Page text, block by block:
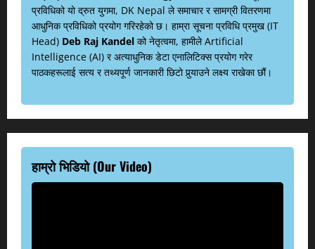
प्रविधिको यो द्रुत युगमा, DK Nepal ले समाचार र सामग्री वितरणमा
आधुनिक प्रविधिको प्रयोग गरिरहेको छ। हाम्रा सूचना प्रविधि प्रमुख (IT
Head) Deb Raj Kandel को नेतृत्वमा, हामीले Artificial
Intelligence (AI) र अत्याधुनिक डेटा एनालिटिक्स प्रयोग गरेर
पाठकहरूलाई सत्य र तथ्यपूर्ण जानकारी छिटो पुर्‍याउने लक्ष्य राखेका छौं।
हाम्रो भिडियो (Our Video)